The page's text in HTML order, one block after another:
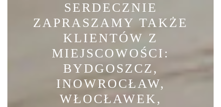
SERDECZNIE
ZAPRASZAMY TAKŻE
KLIENTÓW Z
MIEJSCOWOŚCI:
BYDGOSZCZ,
INOWROCŁAW,
WŁOCŁAWEK,